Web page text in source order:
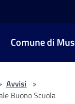
Comune di
Avvisi >
Buono Scuola